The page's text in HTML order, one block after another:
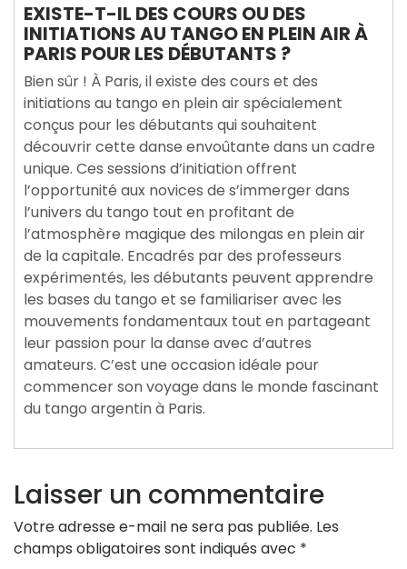
EXISTE-T-IL DES COURS OU DES
INITIATIONS AU TANGO EN PLEIN AIR À
PARIS POUR LES DÉBUTANTS ?
Bien sûr ! À Paris, il existe des cours et des
initiations au tango en plein air spécialement
conçus pour les débutants qui souhaitent
découvrir cette danse envoûtante dans un cadre
unique. Ces sessions d’initiation offrent
l’opportunité aux novices de s’immerger dans
l’univers du tango tout en profitant de
l’atmosphère magique des milongas en plein air
de la capitale. Encadrés par des professeurs
expérimentés, les débutants peuvent apprendre
les bases du tango et se familiariser avec les
mouvements fondamentaux tout en partageant
leur passion pour la danse avec d’autres
amateurs. C’est une occasion idéale pour
commencer son voyage dans le monde fascinant
du tango argentin à Paris.
Laisser un commentaire
Votre adresse e-mail ne sera pas publiée. Les
champs obligatoires sont indiqués avec *